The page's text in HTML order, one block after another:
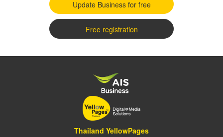
Update Business for free
Free registration
Thailand YellowPages